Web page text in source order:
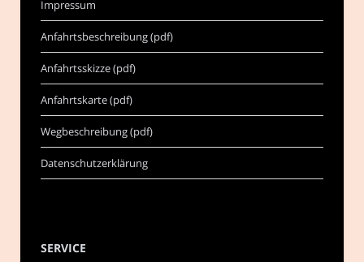
Impressum
Anfahrtsbeschreibung (pdf)
Anfahrtsskizze (pdf)
Anfahrtskarte (pdf)
Wegbeschreibung (pdf)
Datenschutzerklärung
SERVICE